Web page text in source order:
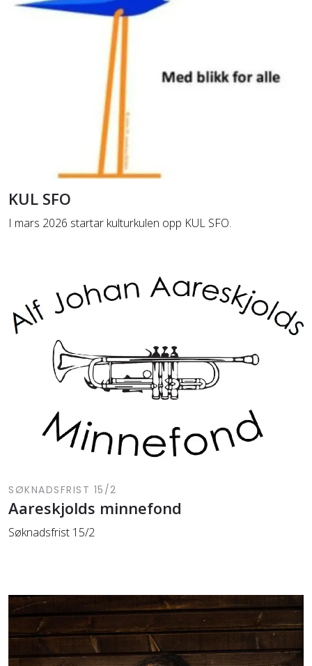
KUL SFO
I mars 2026 startar kulturkulen opp KUL SFO.
SØKNADSFRIST 15/2
Aareskjolds minnefond
Søknadsfrist 15/2